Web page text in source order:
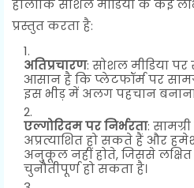
हालांकि सोशल मीडिया के कई
प्रस्तुत करता है:
अतिप्रचारण: सोशल मीडिया
आसान है कि प्लेटफॉर्म पर
इस भीड़ में अलग पहचान
एल्गोरिदम पर निर्भरता:
अप्रत्याशित हो सकते हैं और
अनुकूल नहीं होते, जिससे
चुनौतीपूर्ण हो सकता है।